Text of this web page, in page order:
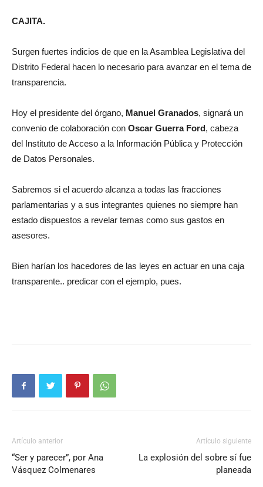
CAJITA.
Surgen fuertes indicios de que en la Asamblea Legislativa del
Distrito Federal hacen lo necesario para avanzar en el tema de
transparencia.
Hoy el presidente del órgano, Manuel Granados, signará un
convenio de colaboración con Oscar Guerra Ford, cabeza
del Instituto de Acceso a la Información Pública y Protección
de Datos Personales.
Sabremos si el acuerdo alcanza a todas las fracciones
parlamentarias y a sus integrantes quienes no siempre han
estado dispuestos a revelar temas como sus gastos en
asesores.
Bien harían los hacedores de las leyes en actuar en una caja
transparente.. predicar con el ejemplo, pues.
Artículo anterior
“Ser y parecer”, por Ana
Vásquez Colmenares
Artículo siguiente
La explosión del sobre sí fue
planeada